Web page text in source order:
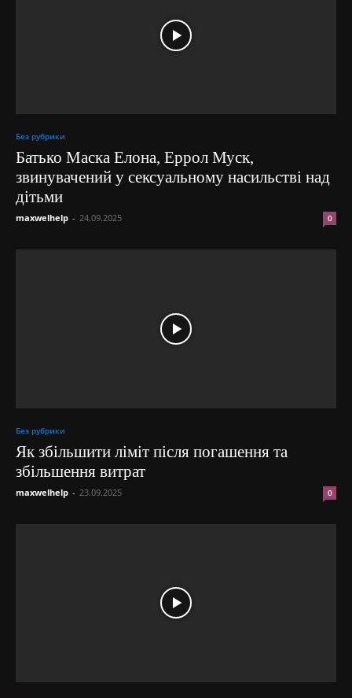
Без рубрики
Батько Маска Елона, Еррол Муск,
звинувачений у сексуальному насильстві над
дітьми
maxwelhelp - 24.09.2025 0
Без рубрики
Як збільшити ліміт після погашення та
збільшення витрат
maxwelhelp - 23.09.2025 0